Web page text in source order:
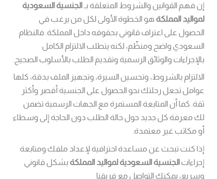
إن فهم القوانين والشروط المتعلقة بـالجنسية السعودية
لمواليد المملكة هو الخطوة الأولى لكل من يرغب في
الحصول على اعتراف قانوني بحقوقه داخل المملكة. فالنظام
السعودي واضح ومنظّم، لكنه يتطلب الالتزام الكامل
بالإجراءات والوثائق الرسمية وتقديم الطلب بالأسلوب الصحيح.
الالتزام بالشروط، وتحسين السيرة، وتجهيز الملف بدقة، كلها
عوامل تجعل رحلتك نحو الحصول على الجنسية أقصر وأكثر
ثقة. كما أن المتابعة المستمرة مع الجهات الرسمية تضمن
لك معرفة كل جديد حول حالة الطلب دون الحاجة إلى وسطاء
أو مكاتب غير معتمدة.
إذا كنت تبحث عن مساعدة احترافية لإعداد ملفك ومتابعة
إجراءاتالجنسية السعودية لمواليد المملكة بشكل قانوني
وسريع، يمكنك التواصل مع فريقنا